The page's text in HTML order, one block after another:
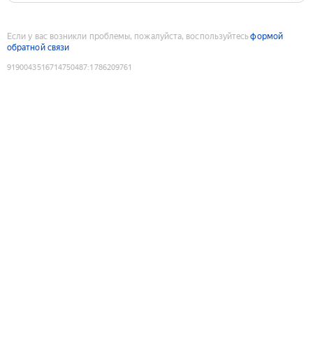
Если у вас возникли проблемы, пожалуйста, воспользуйтесьформой
обратной связи
9190043516714750487:1786209761